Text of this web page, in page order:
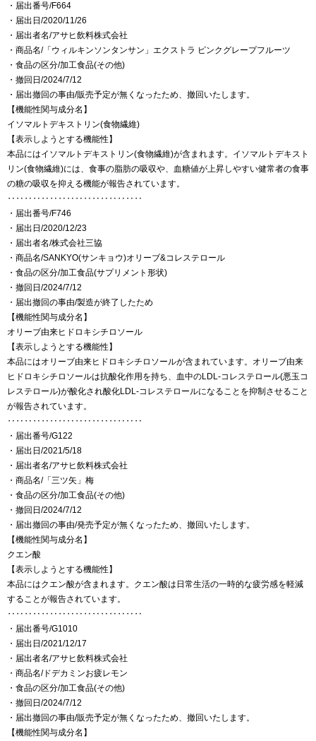
・届出番号/F664
・届出日/2020/11/26
・届出者名/アサヒ飲料株式会社
・商品名/「ウィルキンソンタンサン」エクストラ ピンクグレープフルーツ
・食品の区分/加工食品(その他)
・撤回日/2024/7/12
・届出撤回の事由/販売予定が無くなったため、撤回いたします。
【機能性関与成分名】
イソマルトデキストリン(食物繊維)
【表示しようとする機能性】
本品にはイソマルトデキストリン(食物繊維)が含まれます。イソマルトデキスト
リン(食物繊維)には、食事の脂肪の吸収や、血糖値が上昇しやすい健常者の食事
の糖の吸収を抑える機能が報告されています。
‥‥‥‥‥‥‥‥‥‥‥‥‥‥‥‥
・届出番号/F746
・届出日/2020/12/23
・届出者名/株式会社三協
・商品名/SANKYO(サンキョウ)オリーブ&コレステロール
・食品の区分/加工食品(サプリメント形状)
・撤回日/2024/7/12
・届出撤回の事由/製造が終了したため
【機能性関与成分名】
オリーブ由来ヒドロキシチロソール
【表示しようとする機能性】
本品にはオリーブ由来ヒドロキシチロソールが含まれています。オリーブ由来
ヒドロキシチロソールは抗酸化作用を持ち、血中のLDL-コレステロール(悪玉コ
レステロール)が酸化され酸化LDL-コレステロールになることを抑制させること
が報告されています。
‥‥‥‥‥‥‥‥‥‥‥‥‥‥‥‥
・届出番号/G122
・届出日/2021/5/18
・届出者名/アサヒ飲料株式会社
・商品名/「三ツ矢」梅
・食品の区分/加工食品(その他)
・撤回日/2024/7/12
・届出撤回の事由/発売予定が無くなったため、撤回いたします。
【機能性関与成分名】
クエン酸
【表示しようとする機能性】
本品にはクエン酸が含まれます。クエン酸は日常生活の一時的な疲労感を軽減
することが報告されています。
‥‥‥‥‥‥‥‥‥‥‥‥‥‥‥‥
・届出番号/G1010
・届出日/2021/12/17
・届出者名/アサヒ飲料株式会社
・商品名/ドデカミンお疲レモン
・食品の区分/加工食品(その他)
・撤回日/2024/7/12
・届出撤回の事由/販売予定が無くなったため、撤回いたします。
【機能性関与成分名】